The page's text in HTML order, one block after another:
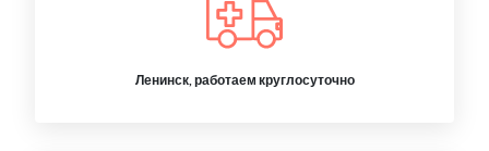
Ленинск, работаем круглосуточно